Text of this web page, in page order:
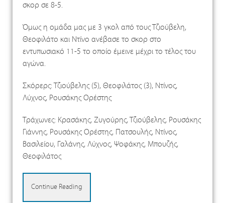
σκορ σε 8-5.
Όμως η ομάδα μας με 3 γκολ από τους Τζιούβελη,
Θεοφιλάτο και Ντίνο ανέβασε το σκορ στο
εντυπωσιακό 11-5 το οποίο έμεινε μέχρι το τέλος του
αγώνα.
Σκόρερς: Τζιούβελης (5), Θεοφιλάτος (3), Ντίνος,
Λύχνος, Ρουσάκης Ορέστης
Τράχωνες: Κρασάκης, Ζυγούρης, Τζιούβελης, Ρουσάκης
Γιάννης, Ρουσάκης Ορέστης, Πατσουλής, Ντίνος,
Βασιλείου, Γαλάνης, Λύχνος, Ψοφάκης, Μπουζής,
Θεοφιλάτος
Continue Reading